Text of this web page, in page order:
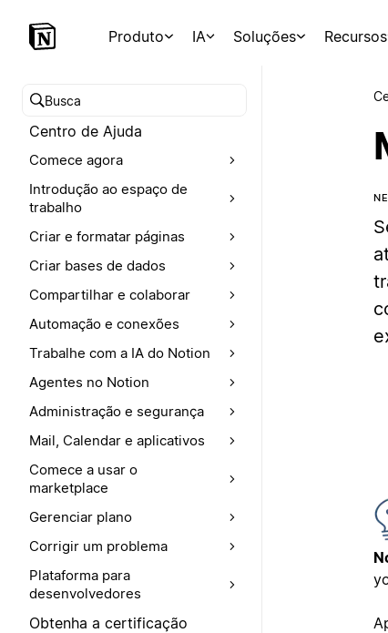
Produto IA Soluções Recursos
Buscar no Centro de Ajuda
Centro de Ajuda
Comece agora
Introdução ao espaço de
trabalho
Criar e formatar páginas
Criar bases de dados
Compartilhar e colaborar
Automação e conexões
Trabalhe com a IA do Notion
Agentes no Notion
Administração e segurança
Mail, Calendar e aplicativos
Comece a usar o
marketplace
Gerenciar plano
Corrigir um problema
Plataforma para
desenvolvedores
Obtenha a certificação